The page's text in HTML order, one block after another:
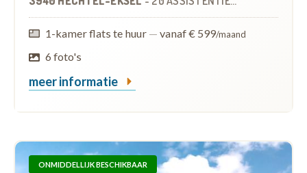
1-kamer flats te huur — vanaf € 599/maand
6 foto's
meer informatie
ONMIDDELLIJK BESCHIKBAAR